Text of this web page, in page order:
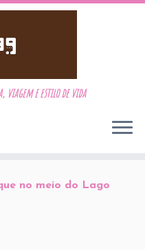
viagem e estilo de vida
no meio do Lago